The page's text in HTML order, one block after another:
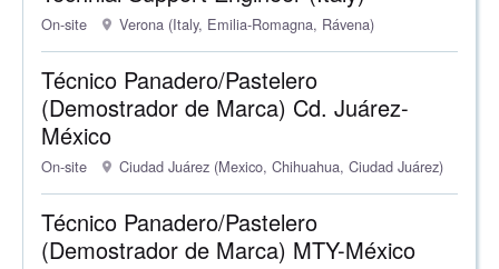
On-site Verona (Italy, Emilia-Romagna, Rávena)
Técnico Panadero/Pastelero
(Demostrador de Marca) Cd. Juárez-
México
On-site Ciudad Juárez (Mexico, Chihuahua, Ciudad Juárez)
Técnico Panadero/Pastelero
(Demostrador de Marca) MTY-México